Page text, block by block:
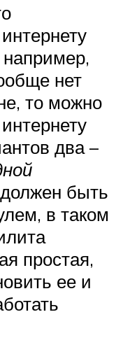
нет
то можно
два –
быть
в таком
простая,
ее и